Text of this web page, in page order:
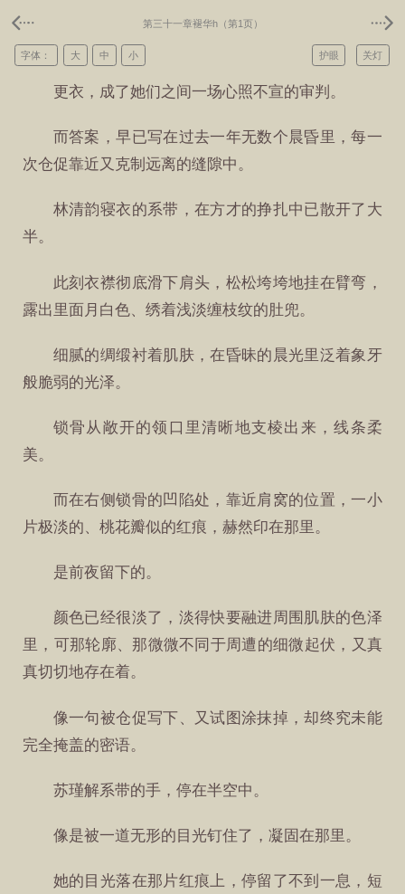
第三十一章褪华h（第1页）
关灯
护眼
字体： 大 中 小
更衣，成了她们之间一场心照不宣的审判。
而答案，早已写在过去一年无数个晨昏里，每一
次仓促靠近又克制远离的缝隙中。
林清韵寝衣的系带，在方才的挣扎中已散开了大
半。
此刻衣襟彻底滑下肩头，松松垮垮地挂在臂弯，
露出里面月白色、绣着浅淡缠枝纹的肚兜。
细腻的绸缎衬着肌肤，在昏昧的晨光里泛着象牙
般脆弱的光泽。
锁骨从敞开的领口里清晰地支棱出来，线条柔
美。
而在右侧锁骨的凹陷处，靠近肩窝的位置，一小
片极淡的、桃花瓣似的红痕，赫然印在那里。
是前夜留下的。
颜色已经很淡了，淡得快要融进周围肌肤的色泽
里，可那轮廓、那微微不同于周遭的细微起伏，又真
真切切地存在着。
像一句被仓促写下、又试图涂抹掉，却终究未能
完全掩盖的密语。
苏瑾解系带的手，停在半空中。
像是被一道无形的目光钉住了，凝固在那里。
她的目光落在那片红痕上，停留了不到一息，短